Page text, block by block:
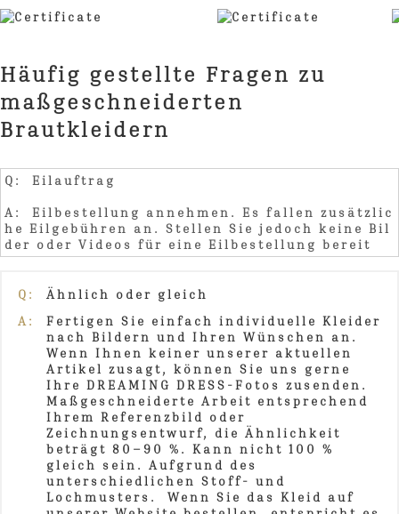
Häufig gestellte Fragen zu
maßgeschneiderten
Brautkleidern
Q: Eilauftrag
A: Eilbestellung annehmen. Es fallen zusätzlic
he Eilgebühren an. Stellen Sie jedoch keine Bil
der oder Videos für eine Eilbestellung bereit
Q:
Ähnlich oder gleich
A:
Fertigen Sie einfach individuelle Kleider
nach Bildern und Ihren Wünschen an.
Wenn Ihnen keiner unserer aktuellen
Artikel zusagt, können Sie uns gerne
Ihre DREAMING DRESS-Fotos zusenden.
Maßgeschneiderte Arbeit entsprechend
Ihrem Referenzbild oder
Zeichnungsentwurf, die Ähnlichkeit
beträgt 80–90 %. Kann nicht 100 %
gleich sein. Aufgrund des
unterschiedlichen Stoff- und
Lochmusters. Wenn Sie das Kleid auf